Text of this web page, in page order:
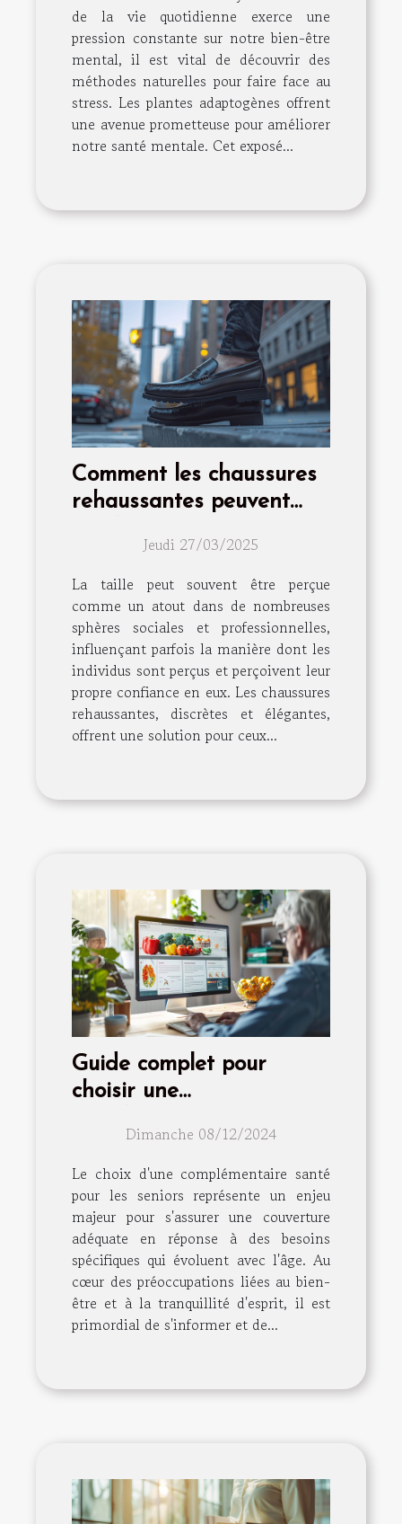
de la vie quotidienne exerce une
pression constante sur notre bien-être
mental, il est vital de découvrir des
méthodes naturelles pour faire face au
stress. Les plantes adaptogènes offrent
une avenue prometteuse pour améliorer
notre santé mentale. Cet exposé...
Comment les chaussures
rehaussantes peuvent
Jeudi 27/03/2025
La taille peut souvent être perçue
comme un atout dans de nombreuses
sphères sociales et professionnelles,
influençant parfois la manière dont les
individus sont perçus et perçoivent leur
propre confiance en eux. Les chaussures
rehaussantes, discrètes et élégantes,
offrent une solution pour ceux...
Guide complet pour
choisir une
adaptée aux seniors
Dimanche 08/12/2024
Le choix d'une complémentaire santé
pour les seniors représente un enjeu
majeur pour s'assurer une couverture
adéquate en réponse à des besoins
spécifiques qui évoluent avec l'âge. Au
cœur des préoccupations liées au bien-
être et à la tranquillité d'esprit, il est
primordial de s'informer et de...